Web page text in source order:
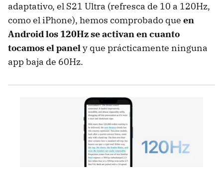
adaptativo, el S21 Ultra (refresca de 10 a 120Hz,
como el iPhone), hemos comprobado que en
Android los 120Hz se activan en cuanto
tocamos el panely que prácticamente ninguna
app baja de 60Hz.